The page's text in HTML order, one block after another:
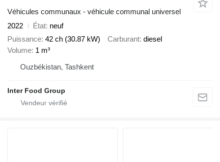
Véhicules communaux - véhicule communal universel
2022
État neuf
Puissance 42 ch (30.87 kW) Carburant diesel
Volume 1 m³
Ouzbékistan, Tashkent
Inter Food Group